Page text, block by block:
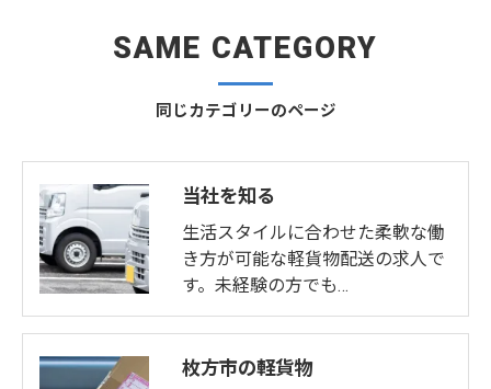
同じカテゴリーのページ
SAME CATEGORY
当社を知る
生活スタイルに合わせた柔軟な働
き方が可能な軽貨物配送の求人で
す。未経験の方でも…
枚方市の軽貨物